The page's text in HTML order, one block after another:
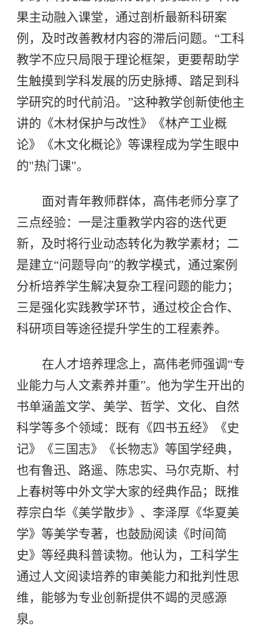
果主动融入课堂，通过剖析最新科研案
例，及时改善教材内容的滞后问题。“工科
教学不应只局限于理论框架，更要帮助学
生触摸到学科发展的历史脉搏、踏足到科
学研究的时代前沿。”这种教学创新使他主
讲的《木材保护与改性》《林产工业概
论》《木文化概论》等课程成为学生眼中
的"热门课"。
面对青年教师群体，高伟老师分享了
三点经验：一是注重教学内容的迭代更
新，及时将行业动态转化为教学素材；二
是建立“问题导向”的教学模式，通过案例
分析培养学生解决复杂工程问题的能力；
三是强化实践教学环节，通过校企合作、
科研项目等途径提升学生的工程素养。
在人才培养理念上，高伟老师强调“专
业能力与人文素养并重”。他为学生开出的
书单涵盖文学、美学、哲学、文化、自然
科学等多个领域：既有《四书五经》《史
记》《三国志》《长物志》等国学经典，
也有鲁迅、路遥、陈忠实、马尔克斯、村
上春树等中外文学大家的经典作品；既推
荐宗白华《美学散步》、李泽厚《华夏美
学》等美学专著，也鼓励阅读《时间简
史》等经典科普读物。他认为，工科学生
通过人文阅读培养的审美能力和批判性思
维，能够为专业创新提供不竭的灵感源
泉。